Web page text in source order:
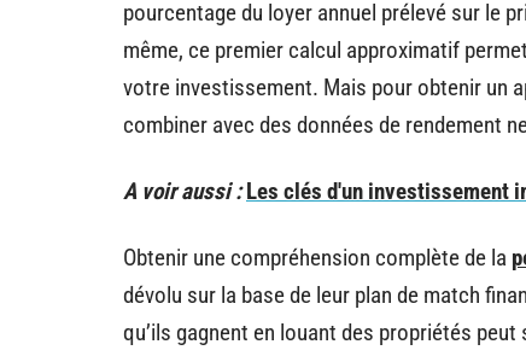
pourcentage du loyer annuel prélevé sur le
même, ce premier calcul approximatif
votre investissement. Mais pour obtenir un
combiner avec des données de rendement
A voir aussi : Les clés d'un investissement
Obtenir une compréhension complète de la
dévolu sur la base de leur plan de match
qu’ils gagnent en louant des propriétés